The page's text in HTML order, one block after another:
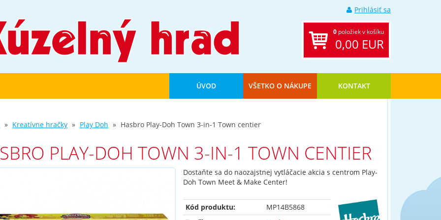
Prihlásiť sa
0 položiek v košíku
0,00 EUR
ÚVOD VŠETKO O NÁKUPE KONTAKT
Kreatívne hračky Play Doh Hasbro Play-Doh Town 3-in-1 Town centier
PLAY-DOH TOWN 3-IN-1 TOWN CENTIER
Dostaňte sa do naozajstnej vytláčacie akcia s centrom Play-
Doh Town Meet & Make Center!
Kód produktu:
MP14B5868